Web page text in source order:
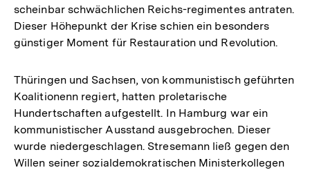
scheinbar schwächlichen Reichs-regimentes antraten.
Dieser Höhepunkt der Krise schien ein besonders
günstiger Moment für Restauration und Revolution.
Thüringen und Sachsen, von kommunistisch geführten
Koalitionenn regiert, hatten proletarische
Hundertschaften aufgestellt. In Hamburg war ein
kommunistischer Ausstand ausgebrochen. Dieser
wurde niedergeschlagen. Stresemann ließ gegen den
Willen seiner sozialdemokratischen Ministerkollegen